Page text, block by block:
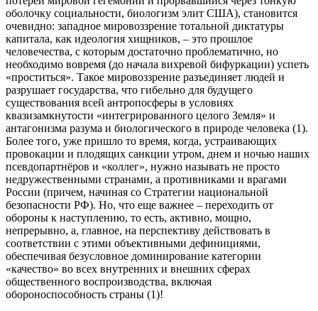
оболочку социальности, биологизм элит США), становится
очевидно: западное мировоззрение тотальной диктатуры
капитала, как идеология хищников, – это прошлое
человечества, с которым достаточно проблематично, но
необходимо вовремя (до начала вихревой бифуркации) успеть
«проститься». Такое мировоззрение разъединяет людей и
разрушает государства, что гибельно для будущего
существования всей антропосферы в условиях
квазизамкнутости «интегрированного целого Земля» и
антагонизма разума и биологического в природе человека (1).
Более того, уже пришло то время, когда, устраивающих
провокации и плодящих санкции утром, днем и ночью наших
псевдопартнёров и «коллег», нужно называть не просто
недружественными странами, а противниками и врагами
России (причем, начиная со Стратегии национальной
безопасности РФ). Но, что еще важнее – переходить от
обороны к наступлению, то есть, активно, мощно,
непрерывно, а, главное, на перспективу действовать в
соответствии с этими объективными дефинициями,
обеспечивая безусловное доминирование категории
«качество» во всех внутренних и внешних сферах
общественного воспроизводства, включая
обороноспособность страны (1)!